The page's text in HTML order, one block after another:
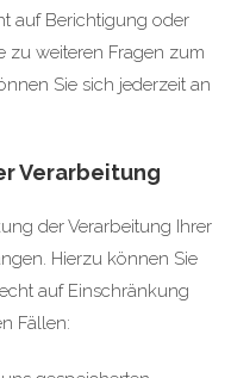
auf Berichtigung oder
zu weiteren Fragen zum
Sie sich jederzeit an
Verarbeitung
der Verarbeitung Ihrer
Hierzu können Sie
auf Einschränkung
Fällen: